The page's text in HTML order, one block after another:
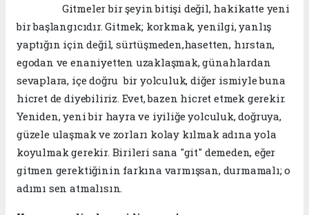
​Gitmeler bir şeyin bitişi değil, hakikatte yeni
bir başlangıcıdır. Gitmek; korkmak, yenilgi, yanlış
yaptığın için değil, sürtüşmeden,hasetten, hırstan,
egodan ve enaniyetten uzaklaşmak, günahlardan
sevaplara, içe doğru bir yolculuk, diğer ismiyle buna
hicret de diyebiliriz. Evet, bazen hicret etmek gerekir.
Yeniden, yeni bir hayra ve iyiliğe yolculuk, doğruya,
güzele ulaşmak ve zorları kolay kılmak adına yola
koyulmak gerekir. Birileri sana "git" demeden, eğer
gitmen gerektiğinin farkına varmışsan, durmamalı; o
adımı sen atmalısın.